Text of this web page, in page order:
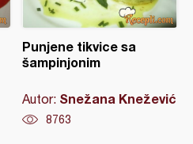
Punjene tikvice sa
šampinjonim
Autor: Snežana Knežević
8763